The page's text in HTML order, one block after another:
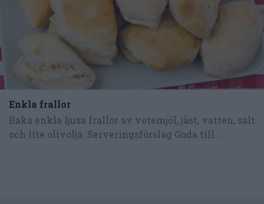
Enkla frallor
Baka enkla ljusa frallor av vetemjöl, jäst, vatten, salt
och lite olivolja. Serveringsförslag Goda till...